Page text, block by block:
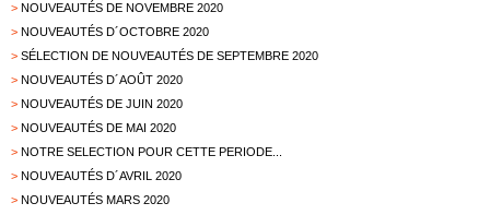
> NOUVEAUTÉS DE NOVEMBRE 2020
> NOUVEAUTÉS D´OCTOBRE 2020
> SÉLECTION DE NOUVEAUTÉS DE SEPTEMBRE 2020
> NOUVEAUTÉS D´AOÛT 2020
> NOUVEAUTÉS DE JUIN 2020
> NOUVEAUTÉS DE MAI 2020
> NOTRE SELECTION POUR CETTE PERIODE...
> NOUVEAUTÉS D´AVRIL 2020
> NOUVEAUTÉS MARS 2020